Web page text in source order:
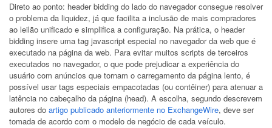
Direto ao ponto: header bidding do lado do navegador consegue resolver
o problema da liquidez, já que facilita a inclusão de mais compradores
ao leilão unificado e simplifica a configuração. Na prática, o header
bidding insere uma tag javascript especial no navegador da web que é
executado na página da web. Para evitar muitos scripts de terceiros
executados no navegador, o que pode prejudicar a experiência do
usuário com anúncios que tornam o carregamento da página lento, é
possível usar tags especiais empacotadas (ou contêiner) para atenuar a
latência no cabeçalho da página (head). A escolha, segundo descrevem
autores do artigo publicado anteriormente no ExchangeWire, deve ser
tomada de acordo com o modelo de negócio de cada veículo.